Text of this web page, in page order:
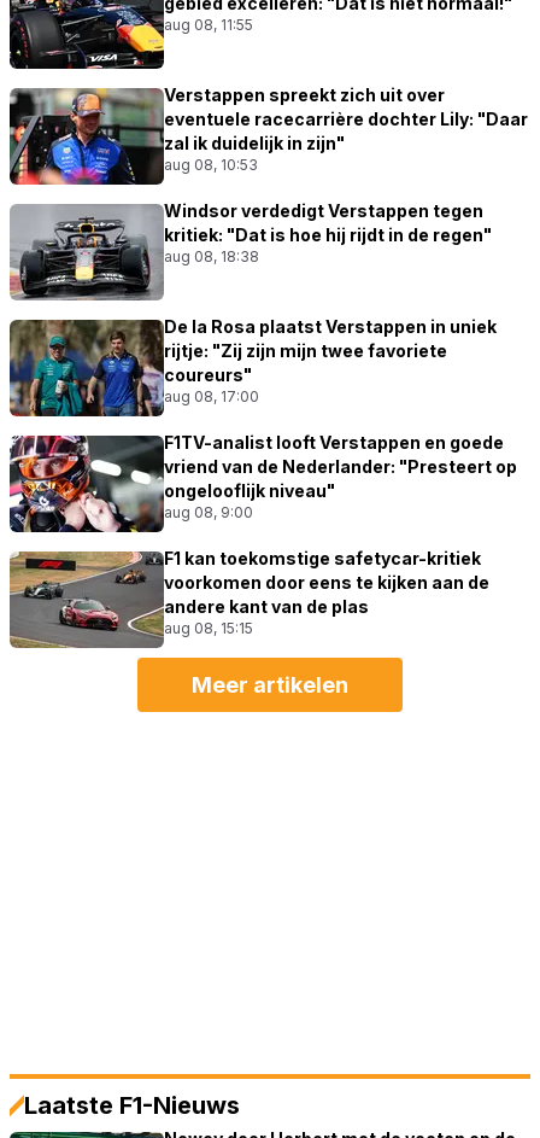
aug 08, 11:55
Verstappen spreekt zich uit over
eventuele racecarrière dochter Lily: "Daar
zal ik duidelijk in zijn"
aug 08, 10:53
Windsor verdedigt Verstappen tegen
kritiek: "Dat is hoe hij rijdt in de regen"
aug 08, 18:38
De la Rosa plaatst Verstappen in uniek
rijtje: "Zij zijn mijn twee favoriete
coureurs"
aug 08, 17:00
F1TV-analist looft Verstappen en goede
vriend van de Nederlander: "Presteert op
ongelooflijk niveau"
aug 08, 9:00
F1 kan toekomstige safetycar-kritiek
voorkomen door eens te kijken aan de
andere kant van de plas
aug 08, 15:15
Meer artikelen
Laatste F1-Nieuws